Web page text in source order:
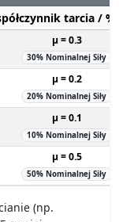
tarcia /
µ = 0.3
30% Nominalnej Siły
µ = 0.2
20% Nominalnej Siły
µ = 0.1
10% Nominalnej Siły
µ = 0.5
50% Nominalnej Siły
(np.